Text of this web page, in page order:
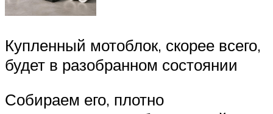
Купленный мотоблок, скорее всего,
будет в разобранном состоянии
Собираем его, плотно